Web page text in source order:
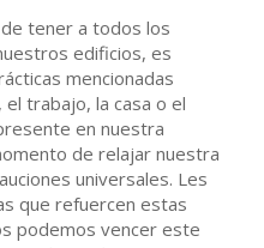
tener a todos los
edificios, es
mencionadas
trabajo, la casa o el
en nuestra
de relajar nuestra
universales. Les
que refuercen estas
podemos vencer este